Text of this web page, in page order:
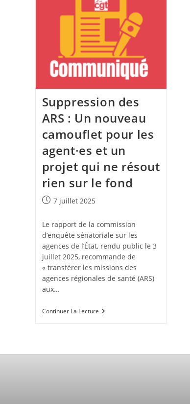
Suppression des
ARS : Un nouveau
camouflet pour les
agent·es et un
projet qui ne résout
rien sur le fond
Publication
7 juillet 2025
Le rapport de la commission
d’enquête sénatoriale sur les
agences de l’État, rendu public le 3
juillet 2025, recommande de
« transférer les missions des
agences régionales de santé (ARS)
aux…
Continuer La LectureSuppression
Des